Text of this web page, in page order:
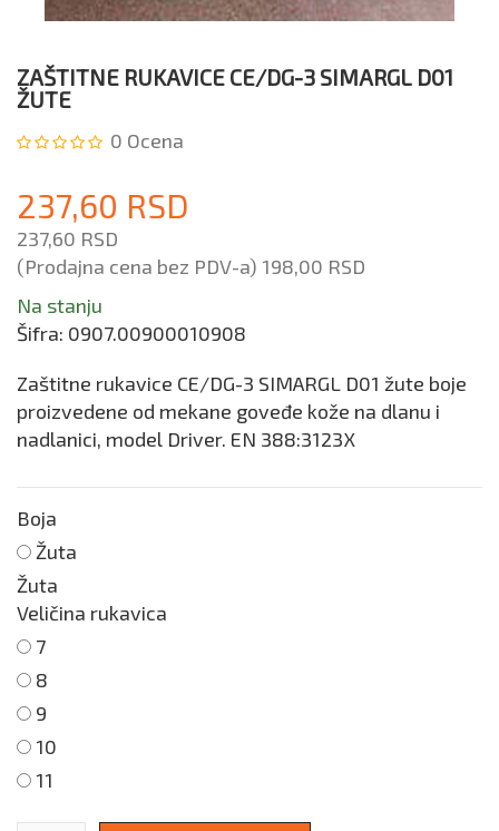
ZAŠTITNE RUKAVICE CE/DG-3 SIMARGL D01
ŽUTE
0 Ocena
237,60 RSD
237,60 RSD
(Prodajna cena bez PDV-a) 198,00 RSD
Na stanju
Šifra: 0907.00900010908
Zaštitne rukavice CE/DG-3 SIMARGL D01 žute boje
proizvedene od mekane goveđe kože na dlanu i
nadlanici, model Driver. EN 388:3123X
Boja
Žuta
Žuta
Veličina rukavica
7
8
9
10
11